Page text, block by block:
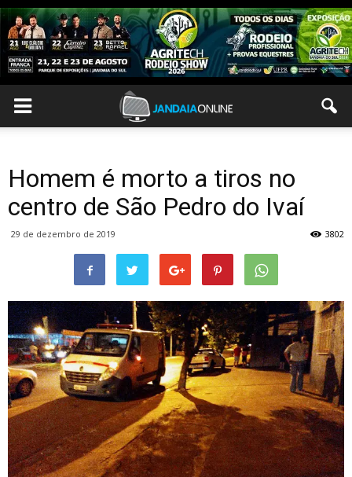
Homem é morto a tiros no
centro de São Pedro do Ivaí
29 de dezembro de 2019 3802